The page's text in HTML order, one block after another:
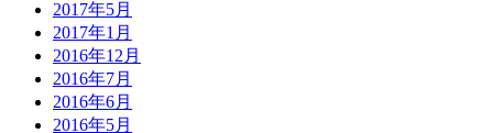
2017年5月
2017年1月
2016年12月
2016年7月
2016年6月
2016年5月